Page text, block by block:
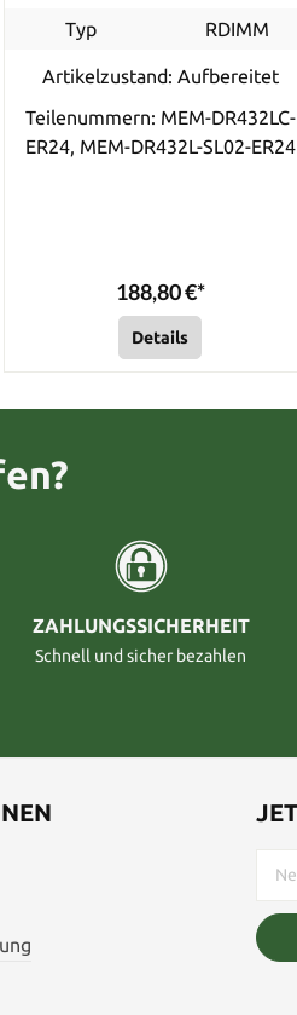
Typ
RDIMM
Artikelzustand: Aufbereitet
Teilenummern: MEM-DR432LC-
ER24, MEM-DR432L-SL02-ER24
188,80 €*
Details
ZAHLUNGSSICHERHEIT
Schnell und sicher bezahlen